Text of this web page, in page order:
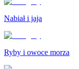
Nabiał i jaja
Ryby i owoce morza